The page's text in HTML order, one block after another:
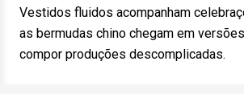
Vestidos fluidos acompanham
as bermudas chino chegam em
compor produções descomplicadas.